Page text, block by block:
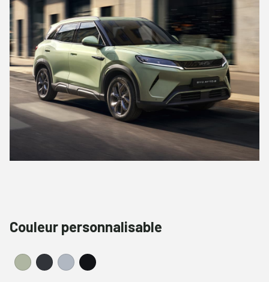
Couleur personnalisable